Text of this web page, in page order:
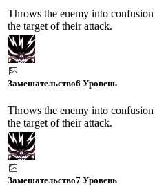
Throws the enemy into
the target of their attack.
Замешательство6 Уровень
Throws the enemy into
the target of their attack.
Замешательство7 Уровень